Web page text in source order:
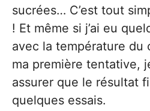
sucrées… C’est tout
! Et même si j’ai eu
avec la température du
ma première tentative,
assurer que le résultat
quelques essais.